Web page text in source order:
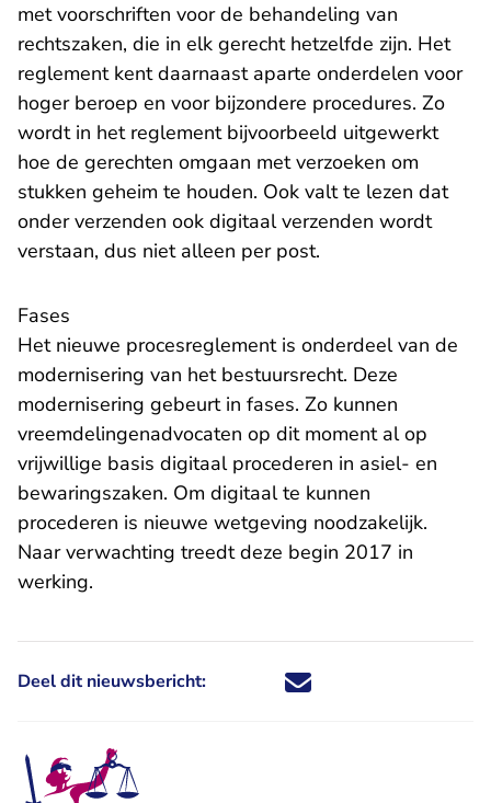
met voorschriften voor de behandeling van
rechtszaken, die in elk gerecht hetzelfde zijn. Het
reglement kent daarnaast aparte onderdelen voor
hoger beroep en voor bijzondere procedures. Zo
wordt in het reglement bijvoorbeeld uitgewerkt
hoe de gerechten omgaan met verzoeken om
stukken geheim te houden. Ook valt te lezen dat
onder verzenden ook digitaal verzenden wordt
verstaan, dus niet alleen per post.
Fases
Het nieuwe procesreglement is onderdeel van de
modernisering van het bestuursrecht. Deze
modernisering gebeurt in fases. Zo kunnen
vreemdelingenadvocaten op dit moment al op
vrijwillige basis digitaal procederen in asiel- en
bewaringszaken. Om digitaal te kunnen
procederen is nieuwe wetgeving noodzakelijk.
Naar verwachting treedt deze begin 2017 in
werking.
Deel dit nieuwsbericht: Deel dit nieuwsbericht via X -
Deel dit nieuwsbericht via
Deel dit nieuwsbericht
Deel dit